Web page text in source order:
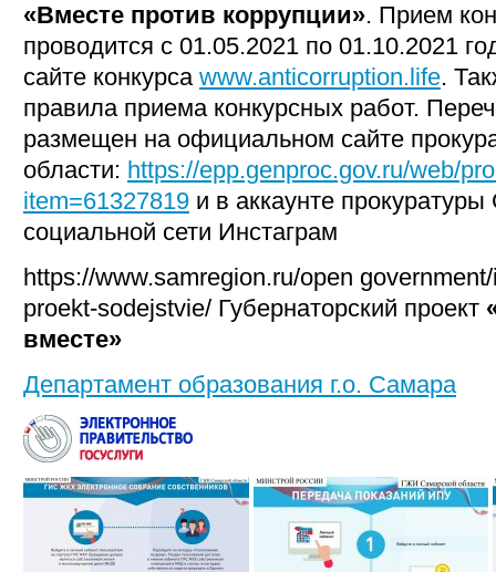
«Вместе против коррупции». Прием
проводится с 01.05.2021 по 01.10.2021
сайте конкурса www.anticorruption.life.
правила приема конкурсных работ.
размещен на официальном сайте
области: https://epp.genproc.gov.ru/web/
item=61327819 и в аккаунте
социальной сети Инстаграм
https://www.samregion.ru/open
proekt-sodejstvie/ Губернаторский проект
вместе»
Департамент образования г.о. Самара